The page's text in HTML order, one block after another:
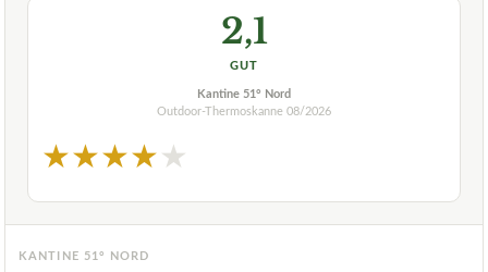
2,1
GUT
Kantine 51° Nord
Outdoor-Thermoskanne 08/2026
★★★★★
KANTINE 51° NORD